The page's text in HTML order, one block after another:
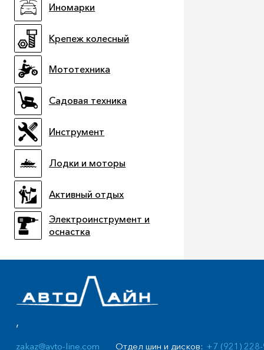
Иномарки
Крепеж колесный
Мототехника
Садовая техника
Инструмент
Лодки и моторы
Активный отдых
Электроинструмент и
оснастка
,
zakaz@avto-line.com Отдел шин и дисков: +7 (921)